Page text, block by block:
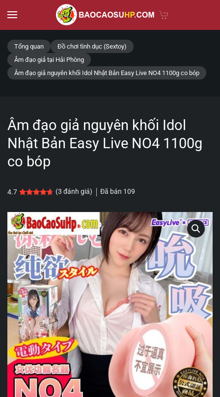
Skip to main content
Tổng quan
Đồ chơi tình dục (Sextoy)
Âm đạo giả tại Hải Phòng
Âm đạo giả nguyên khối Idol Nhật Bản Easy Live NO4 1100g co bóp
Âm đạo giả nguyên khối Idol
Nhật Bản Easy Live NO4 1100g
co bóp
4.7 4.7 trên 5 dựa trên
3 đánh giá
(3 đánh giá) Đã bán 109